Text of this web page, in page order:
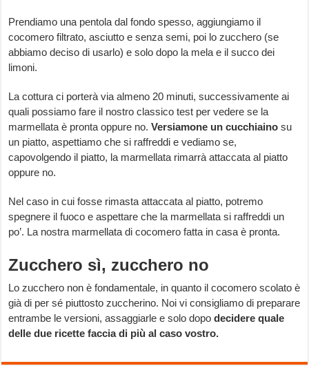
Prendiamo una pentola dal fondo spesso, aggiungiamo il
cocomero filtrato, asciutto e senza semi, poi lo zucchero (se
abbiamo deciso di usarlo) e solo dopo la mela e il succo dei
limoni.
La cottura ci porterà via almeno 20 minuti, successivamente ai
quali possiamo fare il nostro classico test per vedere se la
marmellata è pronta oppure no.Versiamone un cucchiaino su
un piatto, aspettiamo che si raffreddi e vediamo se,
capovolgendo il piatto, la marmellata rimarrà attaccata al piatto
oppure no.
Nel caso in cui fosse rimasta attaccata al piatto, potremo
spegnere il fuoco e aspettare che la marmellata si raffreddi un
po’. La nostra marmellata di cocomero fatta in casa è pronta.
Zucchero sì, zucchero no
Lo zucchero non è fondamentale, in quanto il cocomero scolato è
già di per sé piuttosto zuccherino. Noi vi consigliamo di preparare
entrambe le versioni, assaggiarle e solo dopodecidere quale
delle due ricette faccia di più al caso vostro.